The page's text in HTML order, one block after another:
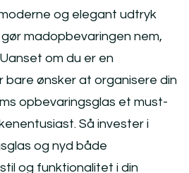
og elegant udtryk
madopbevaringen nem,
om du er en
bare ønsker at organisere din
opbevaringsglas et must-
Så invester i
og nyd både
og funktionalitet i din